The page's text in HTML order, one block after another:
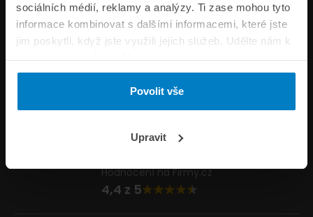
sociálních médií, reklamy a analýzy. Ti zase mohou tyto
informace kombinovat s dalšími informacemi, které jste
jim poskytli, když jste využili jejich služeb. Udělte nám k
tomu prosím svůj souhlas.
Povolit vše
Upravit
Informace
ePojisteni.cz
Formuláře
Napište nám
Hodnocení na Firmy.cz
4,4 z 5